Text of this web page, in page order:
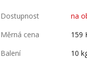
Dostupnost
na
Měrná cena
159
Balení
10